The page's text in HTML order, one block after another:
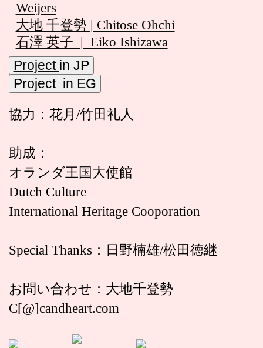
Weijers
大地 千登勢 | Chitose Ohchi
石澤 英子 | Eiko Ishizawa
Project in JP
Project in EG
協力：花月/竹田礼人
助成：
オランダ王国大使館
Dutch Culture
International Heritage Cooporation
Special Thanks：日野楠雄/松田徳継
お問い合わせ：大地千登勢
C[@]candheart.com